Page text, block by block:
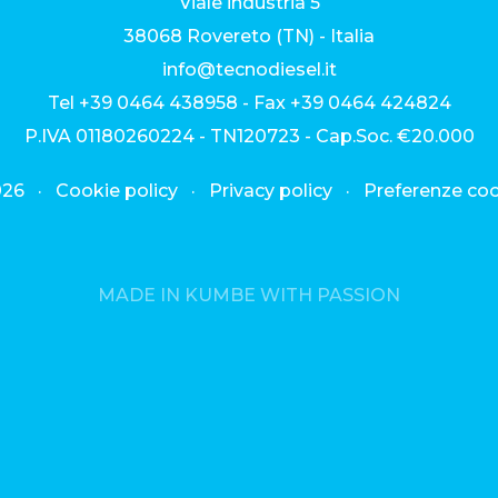
38068 Rovereto (TN) - Italia
info@tecnodiesel.it
Tel +39 0464 438958 - Fax +39 0464 424824
P.IVA 01180260224 - TN120723 - Cap.Soc. €20.000
· Cookie policy · Privacy policy · Preferenze
MADE IN KUMBE WITH PASSION